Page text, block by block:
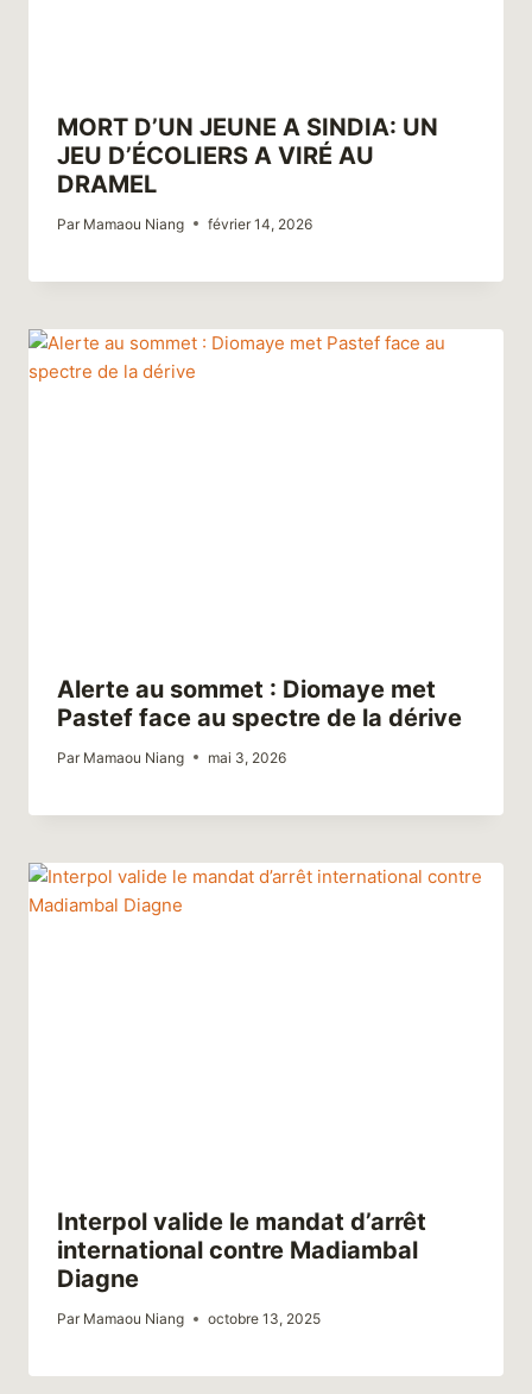
MORT D’UN JEUNE A SINDIA: UN
JEU D’ÉCOLIERS A VIRÉ AU
DRAMEL
Par Mamaou Niang février 14, 2026
Alerte au sommet : Diomaye met
Pastef face au spectre de la dérive
Par Mamaou Niang mai 3, 2026
Interpol valide le mandat d’arrêt
international contre Madiambal
Diagne
Par Mamaou Niang octobre 13, 2025